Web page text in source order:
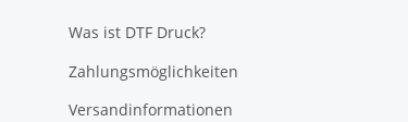
Was ist DTF Druck?
Zahlungsmöglichkeiten
Versandinformationen